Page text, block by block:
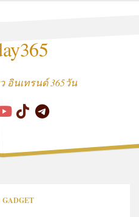
อินเทรนด์ 365วัน